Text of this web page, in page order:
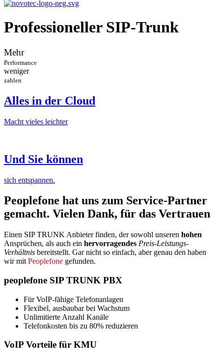
Professioneller SIP-Trunk
Mehr
Performance
weniger
zahlen
Alles in der Cloud
Macht vieles leichter
Und Sie können
sich entspannen.
Peoplefone hat uns zum Service-Partner
gemacht. Vielen Dank, für das Vertrauen
Einen SIP TRUNK Anbieter finden, der sowohl unseren hohen
Ansprüchen, als auch ein hervorragendes Preis-Leistungs-
Verhältnis bereitstellt. Gar nicht so einfach, aber genau den haben
wir mit Peoplefone gefunden.
peoplefone SIP TRUNK PBX
Für VoIP-fähige Telefonanlagen
Flexibel, ausbaubar bei Wachstum
Unlimitierte Anzahl Kanäle
Telefonkosten bis zu 80% reduzieren
VoIP Vorteile für KMU